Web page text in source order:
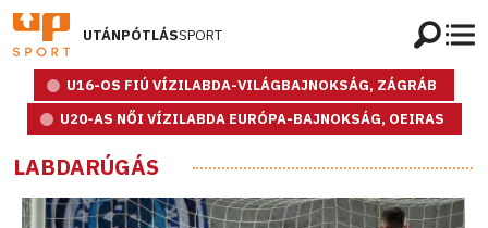
UTÁNPÓTLÁSSPORT
U16-OS FIÚ VÍZILABDA-VILÁGBAJNOKSÁG, ZÁGRÁB
U20-AS NŐI VÍZILABDA EURÓPA-BAJNOKSÁG, OEIRAS
LABDARÚGÁS